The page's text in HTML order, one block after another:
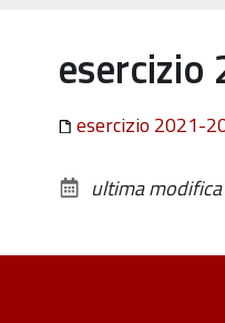
esercizio 2021-
ultima modifica